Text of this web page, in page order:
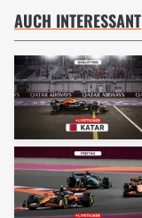
AUCH INTERESSANT